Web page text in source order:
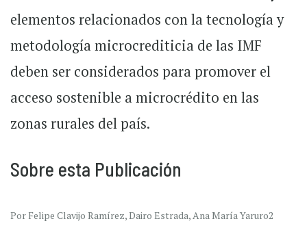
elementos relacionados con la tecnología y
metodología microcrediticia de las IMF
deben ser considerados para promover el
acceso sostenible a microcrédito en las
zonas rurales del país.
Sobre esta Publicación
Por Felipe Clavijo Ramírez, Dairo Estrada, Ana María Yaruro2